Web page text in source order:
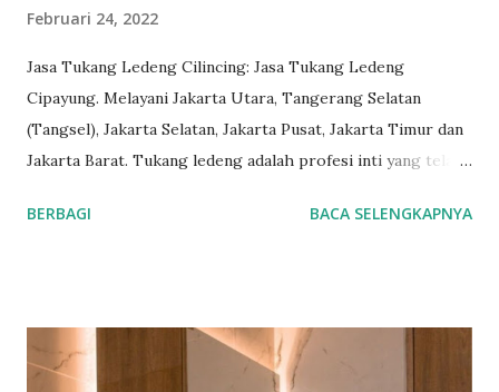
Februari 24, 2022
Jasa Tukang Ledeng Cilincing: Jasa Tukang Ledeng
Cipayung. Melayani Jakarta Utara, Tangerang Selatan
(Tangsel), Jakarta Selatan, Jakarta Pusat, Jakarta Timur dan
Jakarta Barat. Tukang ledeng adalah profesi inti yang telah
kualitas yang terjamin. #tukangledengjakartapusat
#tukangledengKemayoran #tukangledengMenteng
#tukangledengjakartaselatan Untuk order jasa kami silakan
BERBAGI BACA SELENGKAPNYA